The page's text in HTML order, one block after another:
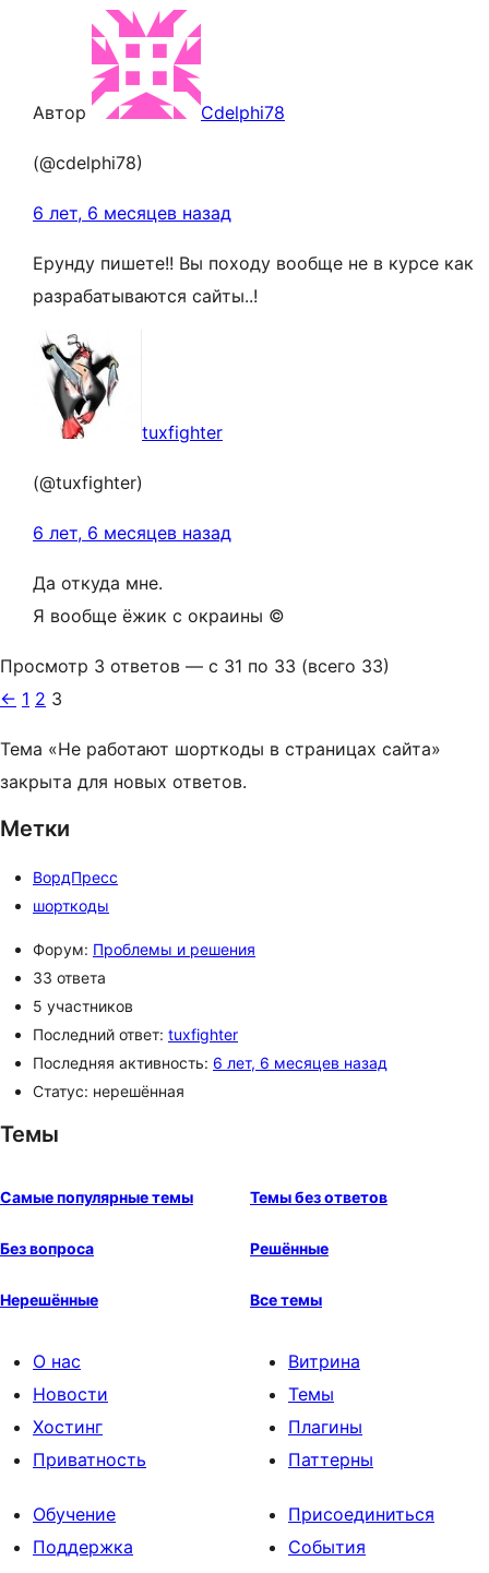
Автор Cdelphi78
(@cdelphi78)
6 лет, 6 месяцев назад
Ерунду пишете!! Вы походу вообще не в курсе как
разрабатываются сайты..!
tuxfighter
(@tuxfighter)
6 лет, 6 месяцев назад
Да откуда мне.
Я вообще ёжик с окраины ©
Просмотр 3 ответов — с 31 по 33 (всего 33)
← 1 2 3
Тема «Не работают шорткоды в страницах сайта»
закрыта для новых ответов.
Метки
ВордПресс
шорткоды
Форум: Проблемы и решения
33 ответа
5 участников
Последний ответ: tuxfighter
Последняя активность: 6 лет, 6 месяцев назад
Статус: нерешённая
Темы
Самые популярные темы Темы без ответов
Без вопроса Решённые
Нерешённые Все темы
О нас
Новости
Хостинг
Приватность
Витрина
Темы
Плагины
Паттерны
Обучение
Поддержка
Присоединиться
События